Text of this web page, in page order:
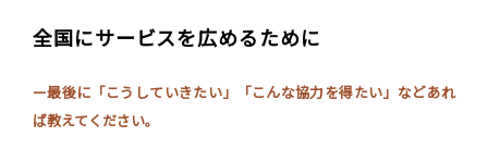
全国にサービスを広めるために
ー最後に「こうしていきたい」「こんな協力を得たい」などあれ
ば教えてください。